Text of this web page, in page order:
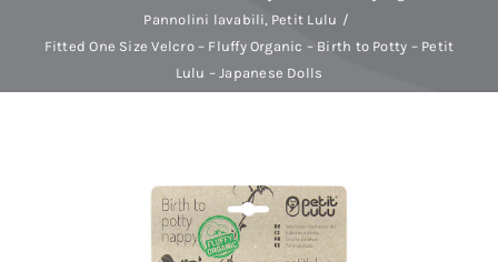
Baby Spa
Pannolini lavabili Petit Lulu
Fitted One Size Velcro – Fluffy Organic – Birth to Potty – Petit
Lulu – Japanese Dolls